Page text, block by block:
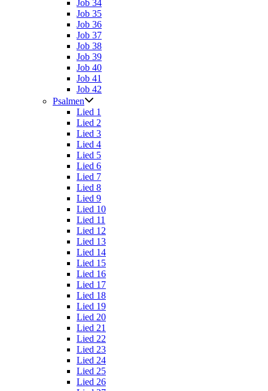
Job 34
Job 35
Job 36
Job 37
Job 38
Job 39
Job 40
Job 41
Job 42
Psalmen
Lied 1
Lied 2
Lied 3
Lied 4
Lied 5
Lied 6
Lied 7
Lied 8
Lied 9
Lied 10
Lied 11
Lied 12
Lied 13
Lied 14
Lied 15
Lied 16
Lied 17
Lied 18
Lied 19
Lied 20
Lied 21
Lied 22
Lied 23
Lied 24
Lied 25
Lied 26